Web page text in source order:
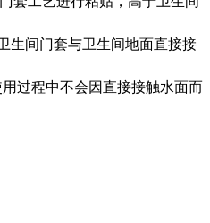
生间门套与卫生间地面直接接
过程中不会因直接接触水面而